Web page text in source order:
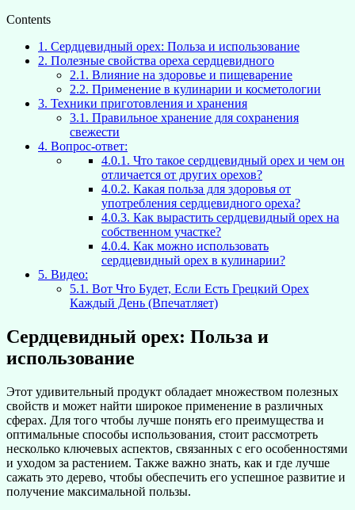
Contents
1. Сердцевидный орех: Польза и использование
2. Полезные свойства ореха сердцевидного
2.1. Влияние на здоровье и пищеварение
2.2. Применение в кулинарии и косметологии
3. Техники приготовления и хранения
3.1. Правильное хранение для сохранения
свежести
4. Вопрос-ответ:
4.0.1. Что такое сердцевидный орех и чем он
отличается от других орехов?
4.0.2. Какая польза для здоровья от
употребления сердцевидного ореха?
4.0.3. Как вырастить сердцевидный орех на
собственном участке?
4.0.4. Как можно использовать
сердцевидный орех в кулинарии?
5. Видео:
5.1. Вот Что Будет, Если Есть Грецкий Орех
Каждый День (Впечатляет)
Сердцевидный орех: Польза и
использование
Этот удивительный продукт обладает множеством полезных
свойств и может найти широкое применение в различных
сферах. Для того чтобы лучше понять его преимущества и
оптимальные способы использования, стоит рассмотреть
несколько ключевых аспектов, связанных с его особенностями
и уходом за растением. Также важно знать, как и где лучше
сажать это дерево, чтобы обеспечить его успешное развитие и
получение максимальной пользы.